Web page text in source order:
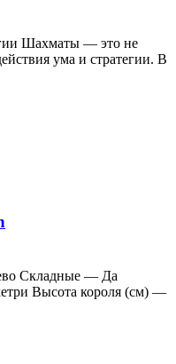
Шахматы — это не
ума и стратегии. В
Складные — Да
Высота короля (см) —